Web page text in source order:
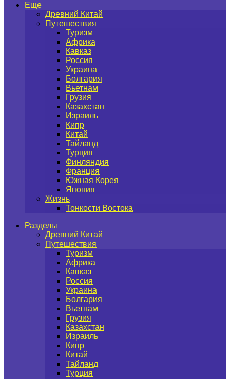
Еще
Древний Китай
Путешествия
Туризм
Африка
Кавказ
Россия
Украина
Болгария
Вьетнам
Грузия
Казахстан
Израиль
Кипр
Китай
Тайланд
Турция
Финляндия
Франция
Южная Корея
Япония
Жизнь
Тонкости Востока
Разделы
Древний Китай
Путешествия
Туризм
Африка
Кавказ
Россия
Украина
Болгария
Вьетнам
Грузия
Казахстан
Израиль
Кипр
Китай
Тайланд
Турция